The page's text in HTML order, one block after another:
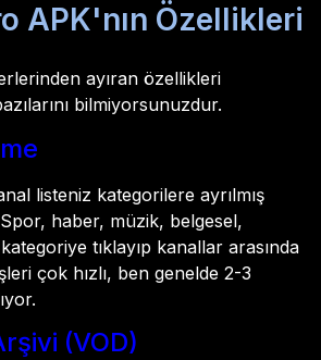
APK'nın Özellikleri
ayıran özellikleri
bilmiyorsunuzdur.
listeniz kategorilere ayrılmış
Spor, haber, müzik, belgesel,
tıklayıp kanallar arasında
çok hızlı, ben genelde 2-3
(VOD)